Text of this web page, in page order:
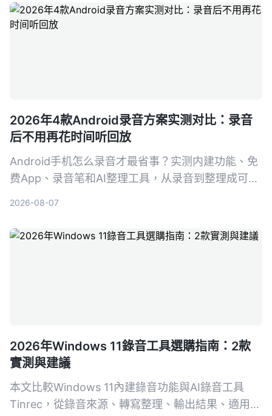
2026年4款Android录音方案实测对比：录音
后不用再花时间听回放
Android手机怎么录音才最省事？实测内建功能、免
费App、录音笔和AI整理工具，从录音到整理成可行
2026-08-07
2026年Windows 11錄音工具選購指南：2款
實測與建議
本文比較Windows 11內建錄音功能與AI錄音工具
Tinrec，從錄音來源、轉寫整理、輸出結果、適用場